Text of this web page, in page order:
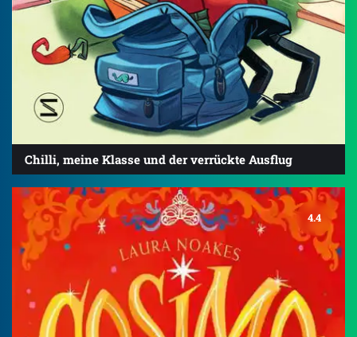
Chilli, meine Klasse und der verrückte Ausflug
4.4